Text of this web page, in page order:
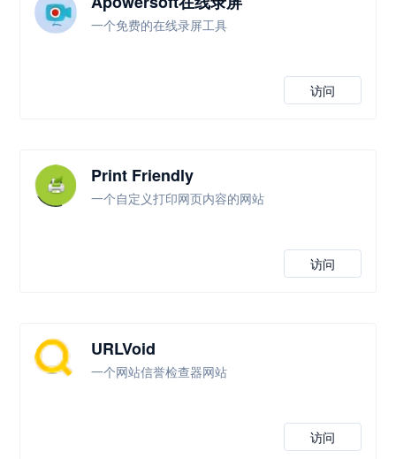
一个免费的在线录屏工具
访问
Print Friendly
一个自定义打印网页内容的网站
访问
URLVoid
一个网站信誉检查器网站
访问